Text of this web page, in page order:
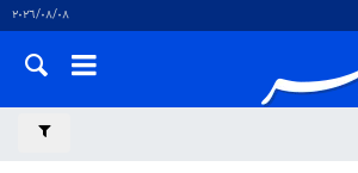
٠٨‏/٠٨‏/٢٠٢٦